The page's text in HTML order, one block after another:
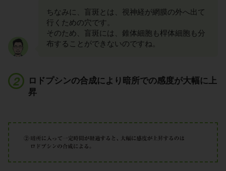
ちなみに、盲斑とは、視神経が網膜の外へ出て
行くための穴です。
そのため、盲斑には、錐体細胞も桿体細胞も分
布することができないのですね。
ロドプシンの合成により暗所での感度が大幅に上
昇